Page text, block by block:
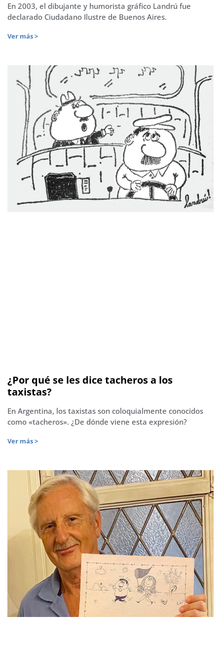
En 2003, el dibujante y humorista gráfico Landrú fue
declarado Ciudadano Ilustre de Buenos Aires.
Ver más >
¿Por qué se les dice tacheros a los
taxistas?
En Argentina, los taxistas son coloquialmente conocidos
como «tacheros». ¿De dónde viene esta expresión?
Ver más >